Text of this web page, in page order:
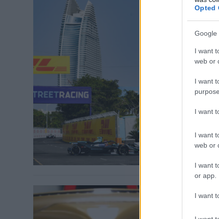
Opted
Google
I want
web or
I want
I want
I want
web or
I want
or app.
I want
ePrix
mert miatta
neki Lucas
Buemi
E-MOBILITY